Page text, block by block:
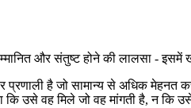
सम्मानित और संतुष्ट होने की लालसा -
प्रणाली है जो सामान्य से अधिक
उसे वह मिले जो वह मांगती है, न कि